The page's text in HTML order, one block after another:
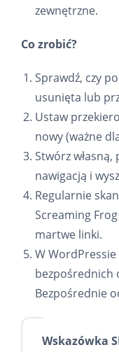
zewnętrzne.
Co zrobić?
Sprawdź, czy
usunięta lub
Ustaw
nowy (ważne
Stwórz własną,
nawigacją i
Regularnie
Screaming
martwe linki.
W
bezpośrednich
Bezpośrednie
Wskazówka